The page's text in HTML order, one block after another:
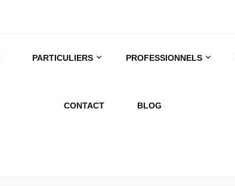
PARTICULIERS PROFESSIONNELS
CONTACT BLOG